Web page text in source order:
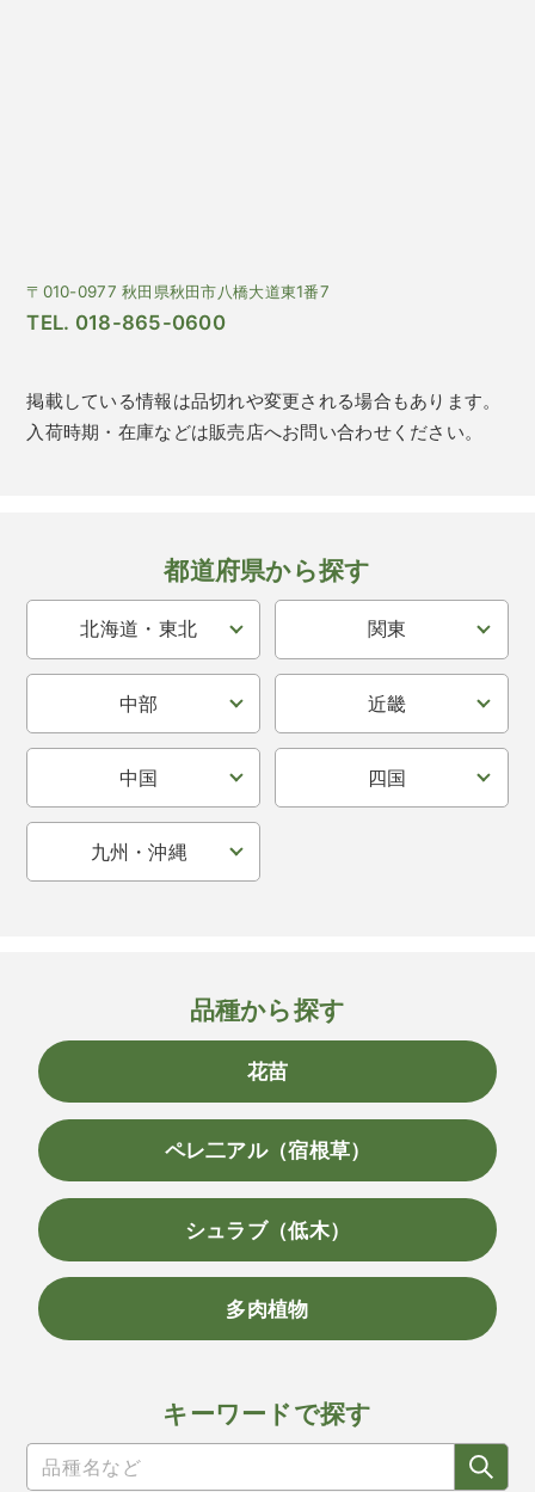
〒010-0977 秋田県秋田市八橋大道東1番7
TEL. 018-865-0600
掲載している情報は品切れや変更される場合もあります。
入荷時期・在庫などは販売店へお問い合わせください。
都道府県から探す
北海道・東北 関東
中部 近畿
中国 四国
九州・沖縄
品種から探す
花苗
ペレ二アル（宿根草）
シュラブ（低木）
多肉植物
キーワードで探す